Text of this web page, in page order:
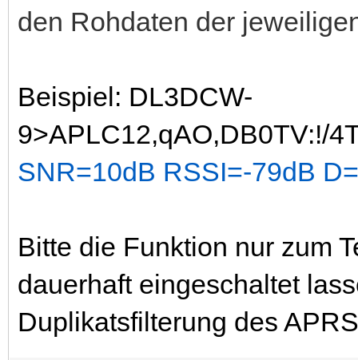
den Rohdaten der
Beispiel: DL3DCW-
9>APLC12,qAO,DB0TV:!/
SNR=10dB RSSI=-79dB
Bitte die Funktion nur zum
dauerhaft eingeschaltet
Duplikatsfilterung des